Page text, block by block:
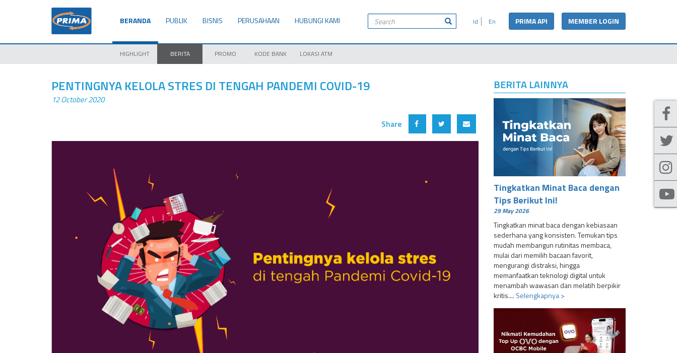
BERANDA PUBLIK BISNIS PERUSAHAAN HUBUNGI KAMI Id En PRIMA API MEMBER LOGIN
HIGHLIGHT BERITA PROMO KODE BANK LOKASI ATM
PENTINGNYA KELOLA STRES DI TENGAH PANDEMI COVID-19
12 October 2020
Share
BERITA LAINNYA
Tingkatkan Minat Baca dengan
Tips Berikut Ini!
29 May 2026
Tingkatkan minat baca dengan kebiasaan
sederhana yang konsisten. Temukan tips
mudah membangun rutinitas membaca,
mulai dari memilih bacaan favorit,
mengurangi distraksi, hingga
memanfaatkan teknologi digital untuk
menambah wawasan dan melatih berpikir
kritis.... Selengkapnya >